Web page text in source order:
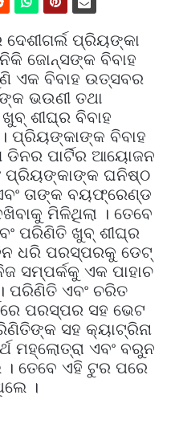
ପ୍ରିୟଙ୍କା
ଜୋନ୍ସଙ୍କ ବିବାହ
ଏକ ବିବାହ ଉତ୍ସବର
ଭଉଣୀ ତଥା
ଶୀଘ୍ର ବିବାହ
ପ୍ରିୟଙ୍କାଙ୍କ ବିବାହ
ଡିନର ପାର୍ଟିର ଆୟୋଜନ
ପ୍ରିୟଙ୍କାଙ୍କ ଘନିଷ୍ଠ
ତାଙ୍କ ବୟଫ୍ରେଣ୍ଡ
ମିଳିଥିଲା । ତେବେ
ପରିଣିତି ଖୁବ୍‌ ଶୀଘ୍ର
ଦିନ ଧରି ପରସ୍ପରକୁ ଡେଟ୍‌
ସମ୍ପର୍କକୁ ଏକ ପାହାଚ
ପରିଣିତି ଏବଂ ଚରିତ
ପରସ୍ପର ସହ ଭେଟ
ସହ କ୍ୟାଟ୍ରିନା
ମହ୍ଲୋତ୍ରା ଏବଂ ବରୁନ
ତେବେ ଏହି ଟୁର ପରେ
।